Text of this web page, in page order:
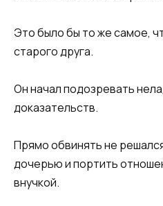
Это было бы то же самое,
старого друга.
Он начал подозревать
доказательств.
Прямо обвинять не
дочерью и портить
внучкой.